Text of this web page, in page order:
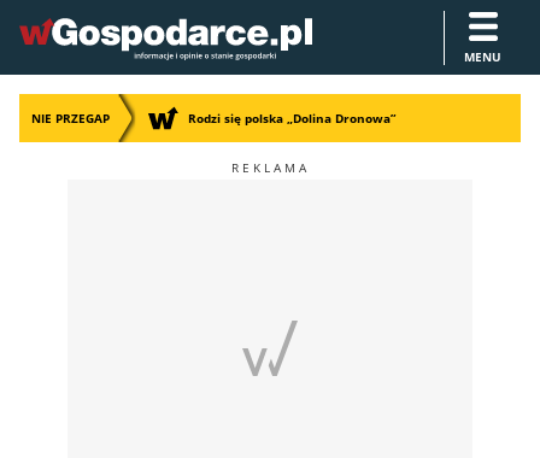
MENU
NIE PRZEGAP Rodzi się polska „Dolina Dronowa”